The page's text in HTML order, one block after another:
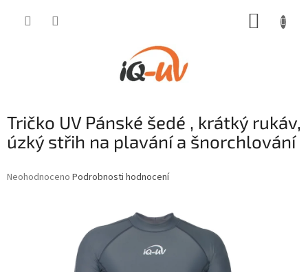
Tričko UV Pánské šedé , krátký rukáv,
úzký střih na plavání a šnorchlování
Průměrné
Neohodnoceno Podrobnosti hodnocení